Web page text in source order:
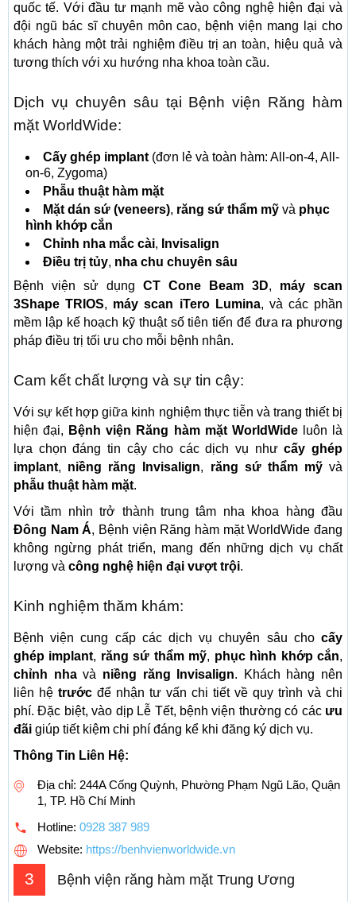
quốc tế. Với đầu tư mạnh mẽ vào công nghệ hiện đại và
đội ngũ bác sĩ chuyên môn cao, bệnh viện mang lại cho
khách hàng một trải nghiệm điều trị an toàn, hiệu quả và
tương thích với xu hướng nha khoa toàn cầu.
Dịch vụ chuyên sâu tại Bệnh viện Răng hàm
mặt WorldWide:
Cấy ghép implant (đơn lẻ và toàn hàm: All-on-4, All-
on-6, Zygoma)
Phẫu thuật hàm mặt
Mặt dán sứ (veneers), răng sứ thẩm mỹ và phục
hình khớp cắn
Chỉnh nha mắc cài, Invisalign
Điều trị tủy, nha chu chuyên sâu
Bệnh viện sử dụng CT Cone Beam 3D, máy scan
3Shape TRIOS, máy scan iTero Lumina, và các phần
mềm lập kế hoạch kỹ thuật số tiên tiến để đưa ra phương
pháp điều trị tối ưu cho mỗi bệnh nhân.
Cam kết chất lượng và sự tin cậy:
Với sự kết hợp giữa kinh nghiệm thực tiễn và trang thiết bị
hiện đại, Bệnh viện Răng hàm mặt WorldWideluôn là
lựa chọn đáng tin cậy cho các dịch vụ nhưcấy ghép
implant, niềng răng Invisalign, răng sứ thẩm mỹvà
phẫu thuật hàm mặt.
Với tầm nhìn trở thành trung tâm nha khoa hàng đầu
Đông Nam Á, Bệnh viện Răng hàm mặt WorldWide đang
không ngừng phát triển, mang đến những dịch vụ chất
lượng và công nghệ hiện đại vượt trội.
Kinh nghiệm thăm khám:
Bệnh viện cung cấp các dịch vụ chuyên sâu cho cấy
ghép implant, răng sứ thẩm mỹ, phục hình khớp cắn,
chỉnh nhavà niềng răng Invisalign. Khách hàng nên
liên hệ trước để nhận tư vấn chi tiết về quy trình và chi
phí. Đặc biệt, vào dịp Lễ Tết, bệnh viện thường có các ưu
đãi giúp tiết kiệm chi phí đáng kể khi đăng ký dịch vụ.
Thông Tin Liên Hệ:
Địa chỉ: 244A Cống Quỳnh, Phường Phạm Ngũ Lão, Quận
1, TP. Hồ Chí Minh
Hotline: 0928 387 989
Website: https://benhvienworldwide.vn
3 Bệnh viện răng hàm mặt Trung Ương